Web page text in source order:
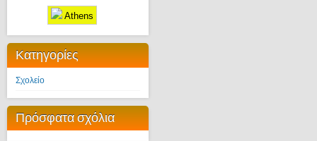
Athens
Κατηγορίες
Σχολείο
Πρόσφατα σχόλια